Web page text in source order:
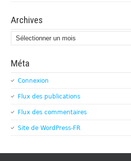
Archives
Archives
Méta
Connexion
Flux des publications
Flux des commentaires
Site de WordPress-FR